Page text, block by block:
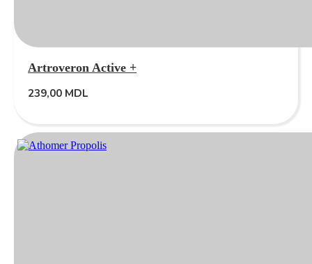
Artroveron Active +
239,00 MDL